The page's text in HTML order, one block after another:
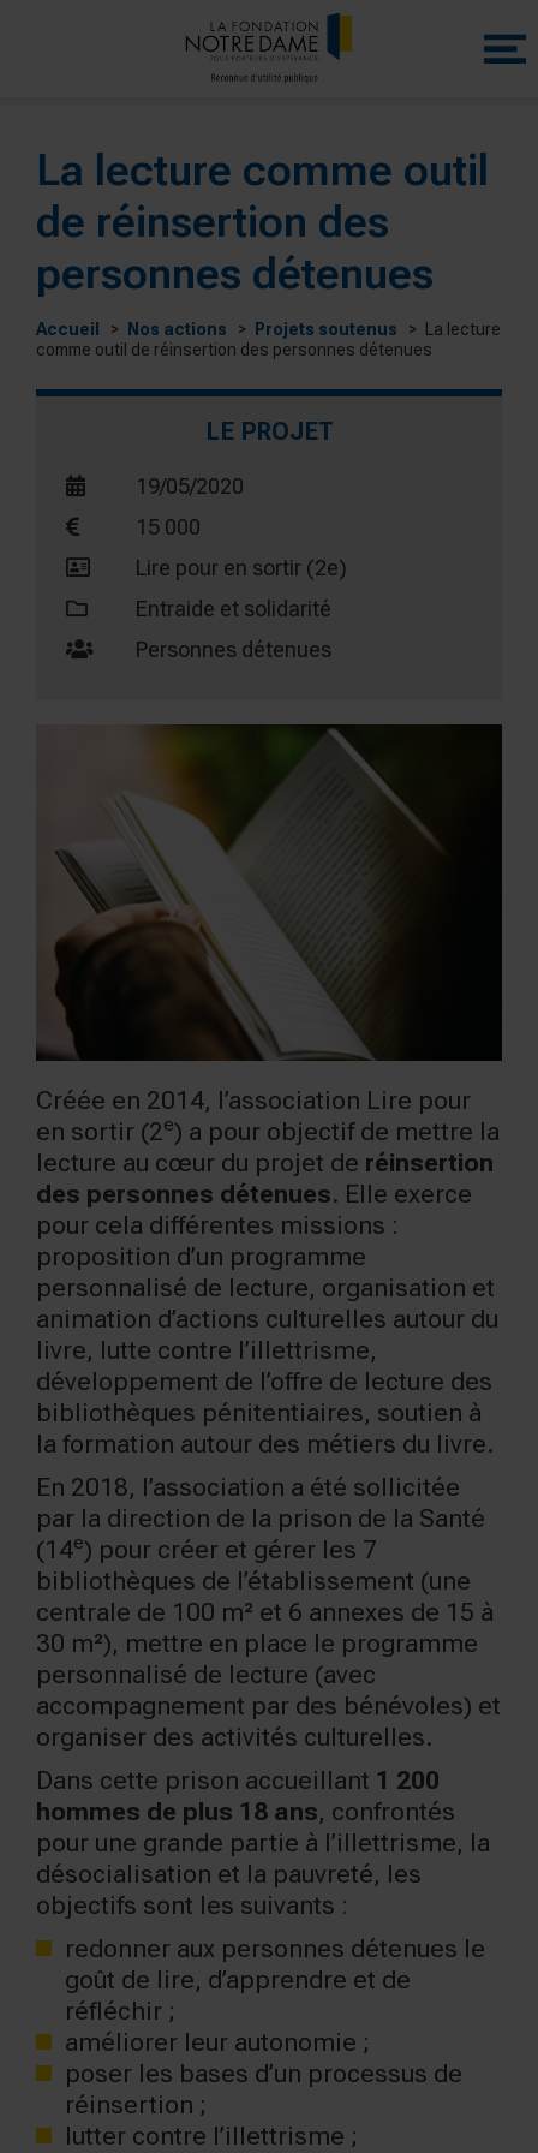
Menu
La lecture comme outil
de réinsertion des
personnes détenues
Accueil Nos actions Projets soutenus
La lecture
comme outil de réinsertion des personnes détenues
LE PROJET
19/05/2020
15 000
Lire pour en sortir (2e)
Entraide et solidarité
Personnes détenues
Créée en 2014, l’association Lire pour
en sortir (2e) a pour objectif de mettre la
lecture au cœur du projet de réinsertion
des personnes détenues. Elle exerce
pour cela différentes missions :
proposition d’un programme
personnalisé de lecture, organisation et
animation d’actions culturelles autour du
livre, lutte contre l’illettrisme,
développement de l’offre de lecture des
bibliothèques pénitentiaires, soutien à
la formation autour des métiers du livre.
En 2018, l’association a été sollicitée
par la direction de la prison de la Santé
(14e) pour créer et gérer les 7
bibliothèques de l’établissement (une
centrale de 100 m² et 6 annexes de 15 à
30 m²), mettre en place le programme
personnalisé de lecture (avec
accompagnement par des bénévoles) et
organiser des activités culturelles.
Dans cette prison accueillant 1 200
hommes de plus 18 ans, confrontés
pour une grande partie à l’illettrisme, la
désocialisation et la pauvreté, les
objectifs sont les suivants :
redonner aux personnes détenues le
goût de lire, d’apprendre et de
réfléchir ;
améliorer leur autonomie ;
poser les bases d’un processus de
réinsertion ;
lutter contre l’illettrisme ;